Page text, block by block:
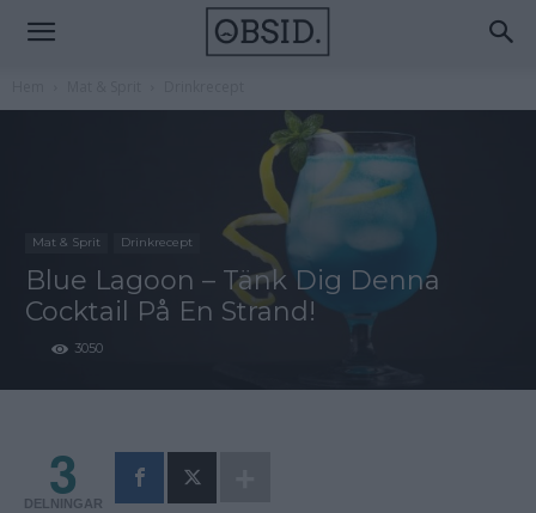
Mat & Sprit Drinkrecept
Blue Lagoon – Tänk Dig Denna
Cocktail På En Strand!
3050
3
DELNINGAR